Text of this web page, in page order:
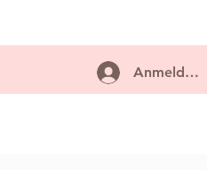
Anmelden...